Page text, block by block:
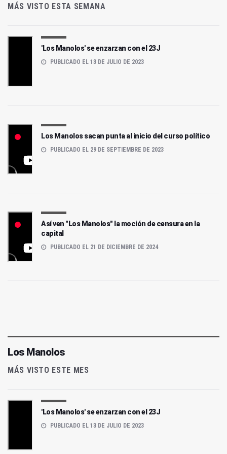
MÁS VISTO ESTA SEMANA
'Los Manolos' se enzarzan con el 23J
PUBLICADO EL 13 DE JULIO DE 2023
Los Manolos sacan punta al inicio del curso político
PUBLICADO EL 29 DE SEPTIEMBRE DE 2023
Así ven "Los Manolos" la moción de censura en la
capital
PUBLICADO EL 21 DE DICIEMBRE DE 2024
Los Manolos
MÁS VISTO ESTE MES
'Los Manolos' se enzarzan con el 23J
PUBLICADO EL 13 DE JULIO DE 2023